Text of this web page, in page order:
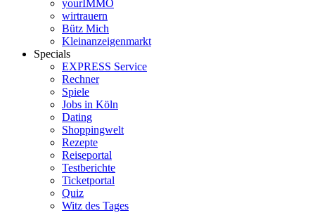
yourIMMO
wirtrauern
Bütz Mich
Kleinanzeigenmarkt
Specials
EXPRESS Service
Rechner
Spiele
Jobs in Köln
Dating
Shoppingwelt
Rezepte
Reiseportal
Testberichte
Ticketportal
Quiz
Witz des Tages